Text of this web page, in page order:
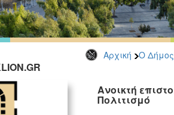
Αρχική Ο Δήμος
Ανοικτή
Πολιτισμό